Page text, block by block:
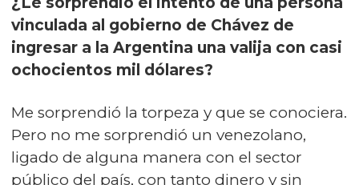
vinculada al gobierno de Chávez de
ingresar a la Argentina una valija con casi
ochocientos mil dólares?
Me sorprendió la torpeza y que se conociera.
Pero no me sorprendió un venezolano,
ligado de alguna manera con el sector
público del país, con tanto dinero y sin